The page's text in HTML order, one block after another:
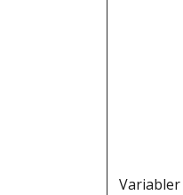
Variabler